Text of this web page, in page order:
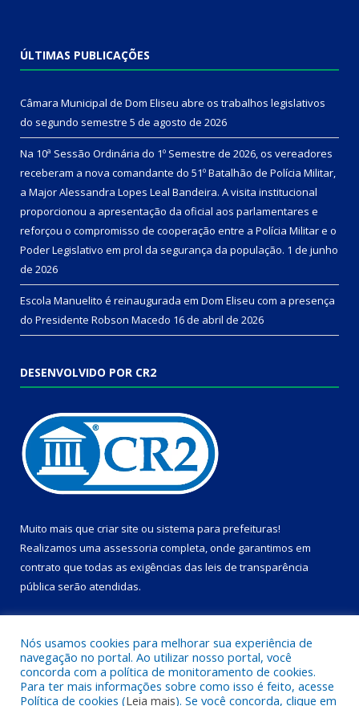
ÚLTIMAS PUBLICAÇÕES
Câmara Municipal de Dom Eliseu abre os trabalhos legislativos
do segundo semestre 5 de agosto de 2026
Na 10ª Sessão Ordinária do 1º Semestre de 2026, os vereadores
receberam a nova comandante do 51º Batalhão de Polícia Militar,
a Major Alessandra Lopes Leal Bandeira. A visita institucional
proporcionou a apresentação da oficial aos parlamentares e
reforçou o compromisso de cooperação entre a Polícia Militar e o
Poder Legislativo em prol da segurança da população. 1 de junho
de 2026
Escola Manuelito é reinaugurada em Dom Eliseu com a presença
do Presidente Robson Macedo 16 de abril de 2026
DESENVOLVIDO POR CR2
Muito mais que criar site ou sistema para prefeituras!
Realizamos uma assessoria completa, onde garantimos em
contrato que todas as exigências das leis de transparência
pública serão atendidas.
Nós usamos cookies para melhorar sua experiência de
navegação no portal. Ao utilizar nosso portal, você
concorda com a política de monitoramento de cookies.
Para ter mais informações sobre como isso é feito, acesse
Política de cookies (Leia mais). Se você concorda, clique em